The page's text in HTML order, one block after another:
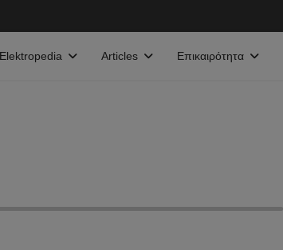
Elektropedia Articles Επικαιρότητα